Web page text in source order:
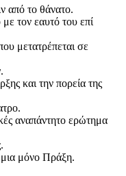
από το θάνατο.
τον εαυτό του επί
μετατρέπεται σε
και την πορεία της
αναπάντητο ερώτημα
μόνο Πράξη.